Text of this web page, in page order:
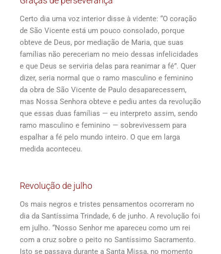
Certo dia uma voz interior disse à vidente: “O coração
de São Vicente está um pouco consolado, porque
obteve de Deus, por mediação de Maria, que suas
famílias não pereceriam no meio dessas infelicidades
e que Deus se serviria delas para reanimar a fé”. Quer
dizer, seria normal que o ramo masculino e feminino
da obra de São Vicente de Paulo desaparecessem,
mas Nossa Senhora obteve e pediu antes da revolução
que essas duas famílias — eu interpreto assim, sendo
ramo masculino e feminino — sobrevivessem para
espalhar a fé pelo mundo inteiro. O que em larga
medida aconteceu.
Revolução de julho
Os mais negros e tristes pensamentos ocorreram no
dia da Santíssima Trindade, 6 de junho. A revolução foi
em julho. “Nosso Senhor me apareceu como um rei
com a cruz sobre o peito no Santíssimo Sacramento.
Isto se passava durante a Santa Missa, no momento